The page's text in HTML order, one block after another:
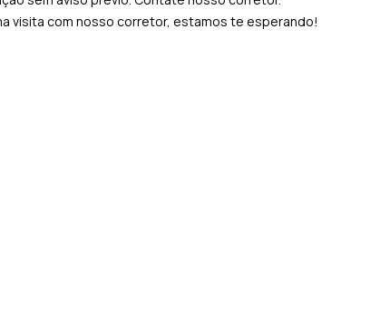
visita com nosso corretor, estamos te esperando!